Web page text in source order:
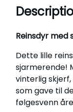
d
s
k
j
e
r
f
q
u
Reinsdyr med
Dette lille
sjarmerende!
vinterlig
som gave til
følgesvenn